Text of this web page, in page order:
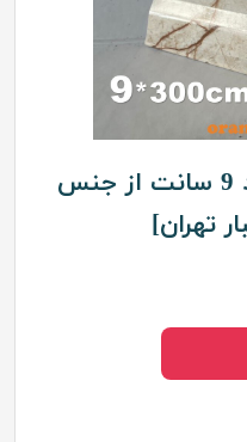
قرنیز طرح سنگ کرم سفید 9 سانت از جنس